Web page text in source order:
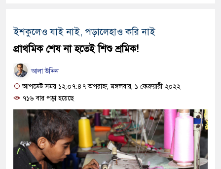
ইশকুলেও যাই নাই, পড়ালেহাও করি নাই
প্রাথমিক শেষ না হতেই শিশু শ্রমিক!
আলা উদ্দিন
আপডেট সময় ১২:০৭:৪৭ অপরাহ্ন, মঙ্গলবার, ১ ফেব্রুয়ারী ২০২২
৭১৬ বার পড়া হয়েছে